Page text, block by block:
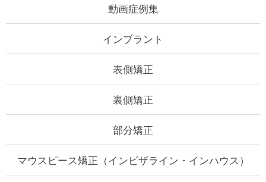
動画症例集
インプラント
表側矯正
裏側矯正
部分矯正
マウスピース矯正 （インビザライン・インハウス）